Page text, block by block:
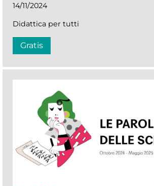
14/11/2024
Didattica per tutti
Gratis